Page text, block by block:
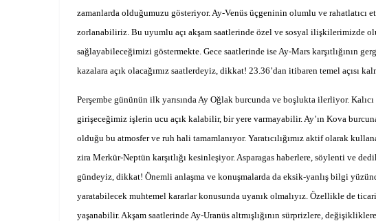
zamanlarda olduğumuzu gösteriyor. Ay-Venüs üçgeninin olumlu ve rahatlatıcı
zorlanabiliriz. Bu uyumlu açı akşam saatlerinde özel ve sosyal ilişkilerimizde
sağlayabileceğimizi göstermekte. Gece saatlerinde ise Ay-Mars karşıtlığının
kazalara açık olacağımız saatlerdeyiz, dikkat! 23.36’dan itibaren temel açısı
Perşembe gününün ilk yarısında Ay Oğlak burcunda ve boşlukta ilerliyor.
girişeceğimiz işlerin ucu açık kalabilir, bir yere varmayabilir. Ay’ın Kova
olduğu bu atmosfer ve ruh hali tamamlanıyor. Yaratıcılığımız aktif olarak
zira Merkür-Neptün karşıtlığı kesinleşiyor. Asparagas haberlere, söylenti ve
gündeyiz, dikkat! Önemli anlaşma ve konuşmalarda da eksik-yanlış bilgi
yaratabilecek muhtemel kararlar konusunda uyanık olmalıyız. Özellikle de
yaşanabilir. Akşam saatlerinde Ay-Uranüs altmışlığının sürprizlere,